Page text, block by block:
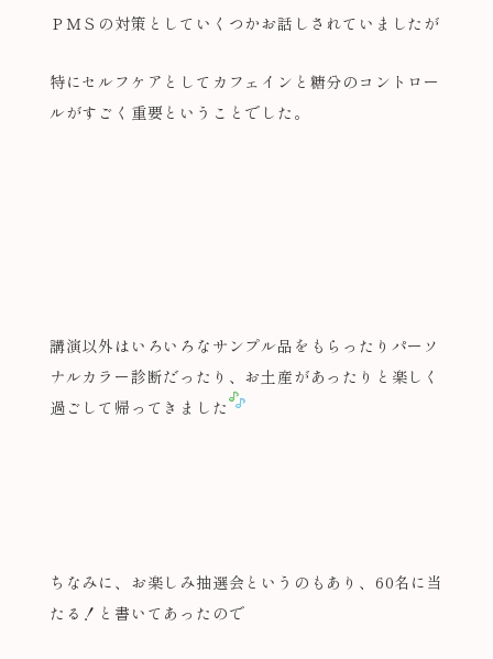
ＰＭＳの対策としていくつかお話しされていましたが
特にセルフケアとしてカフェインと糖分のコントロー
ルがすごく重要ということでした。
講演以外はいろいろなサンプル品をもらったりパーソ
ナルカラー診断だったり、お土産があったりと楽しく
過ごして帰ってきました
ちなみに、お楽しみ抽選会というのもあり、60名に当
たる！と書いてあったので